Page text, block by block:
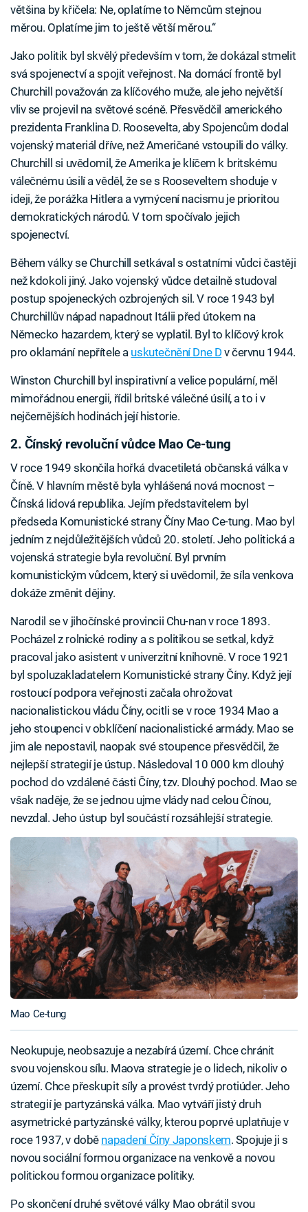
většina by křičela: Ne, oplatíme to Němcům stejnou
měrou. Oplatíme jim to ještě větší měrou.“
Jako politik byl skvělý především v tom, že dokázal stmelit
svá spojenectví a spojit veřejnost. Na domácí frontě byl
Churchill považován za klíčového muže, ale jeho největší
vliv se projevil na světové scéně. Přesvědčil amerického
prezidenta Franklina D. Roosevelta, aby Spojencům dodal
vojenský materiál dříve, než Američané vstoupili do války.
Churchill si uvědomil, že Amerika je klíčem k britskému
válečnému úsilí a věděl, že se s Rooseveltem shoduje v
ideji, že porážka Hitlera a vymýcení nacismu je prioritou
demokratických národů. V tom spočívalo jejich
spojenectví.
Během války se Churchill setkával s ostatními vůdci častěji
než kdokoli jiný. Jako vojenský vůdce detailně studoval
postup spojeneckých ozbrojených sil. V roce 1943 byl
Churchillův nápad napadnout Itálii před útokem na
Německo hazardem, který se vyplatil. Byl to klíčový krok
pro oklamání nepřítele a uskutečnění Dne Dv červnu 1944.
Winston Churchill byl inspirativní a velice populární, měl
mimořádnou energii, řídil britské válečné úsilí, a to i v
nejčernějších hodinách její historie.
2. Čínský revoluční vůdce Mao Ce-tung
V roce 1949 skončila hořká dvacetiletá občanská válka v
Číně. V hlavním městě byla vyhlášená nová mocnost –
Čínská lidová republika. Jejím představitelem byl
předseda Komunistické strany Číny Mao Ce-tung. Mao byl
jedním z nejdůležitějších vůdců 20. století. Jeho politická a
vojenská strategie byla revoluční. Byl prvním
komunistickým vůdcem, který si uvědomil, že síla venkova
dokáže změnit dějiny.
Narodil se v jihočínské provincii Chu-nan v roce 1893.
Pocházel z rolnické rodiny a s politikou se setkal, když
pracoval jako asistent v univerzitní knihovně. V roce 1921
byl spoluzakladatelem Komunistické strany Číny. Když její
rostoucí podpora veřejnosti začala ohrožovat
nacionalistickou vládu Číny, ocitli se v roce 1934 Mao a
jeho stoupenci v obklíčení nacionalistické armády. Mao se
jim ale nepostavil, naopak své stoupence přesvědčil, že
nejlepší strategií je ústup. Následoval 10 000 km dlouhý
pochod do vzdálené části Číny, tzv. Dlouhý pochod. Mao se
však naděje, že se jednou ujme vlády nad celou Čínou,
nevzdal. Jeho ústup byl součástí rozsáhlejší strategie.
Mao Ce-tung
Neokupuje, neobsazuje a nezabírá území. Chce chránit
svou vojenskou sílu. Maova strategie je o lidech, nikoliv o
území. Chce přeskupit síly a provést tvrdý protiúder. Jeho
strategií je partyzánská válka. Mao vytváří jistý druh
asymetrické partyzánské války, kterou poprvé uplatňuje v
roce 1937, v době napadení Číny Japonskem. Spojuje ji s
novou sociální formou organizace na venkově a novou
politickou formou organizace politiky.
Po skončení druhé světové války Mao obrátil svou